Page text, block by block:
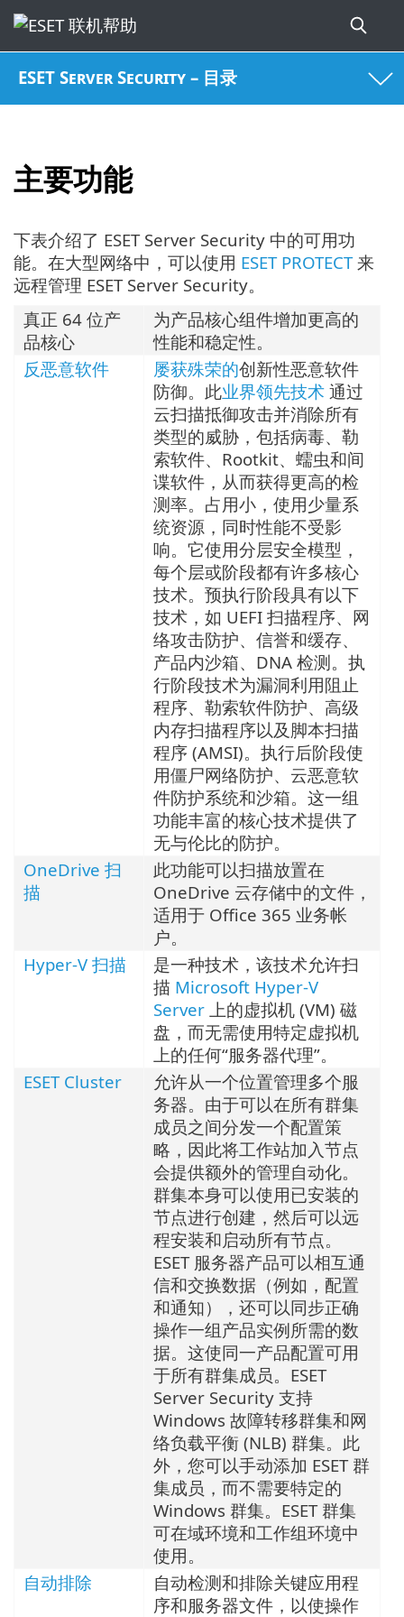
ESET Server Security – 目录
主要功能
下表介绍了 ESET Server Security 中的可用功
能。在大型网络中，可以使用 ESET PROTECT来
远程管理 ESET Server Security。
真正 64 位产
品核心
为产品核心组件增加更高的
性能和稳定性。
反恶意软件
屡获殊荣的创新性恶意软件
防御。此业界领先技术 通过
云扫描抵御攻击并消除所有
类型的威胁，包括病毒、勒
索软件、Rootkit、蠕虫和间
谍软件，从而获得更高的检
测率。占用小，使用少量系
统资源，同时性能不受影
响。它使用分层安全模型，
每个层或阶段都有许多核心
技术。预执行阶段具有以下
技术，如 UEFI 扫描程序、网
络攻击防护、信誉和缓存、
产品内沙箱、DNA 检测。执
行阶段技术为漏洞利用阻止
程序、勒索软件防护、高级
内存扫描程序以及脚本扫描
程序 (AMSI)。执行后阶段使
用僵尸网络防护、云恶意软
件防护系统和沙箱。这一组
功能丰富的核心技术提供了
无与伦比的防护。
OneDrive 扫
描
此功能可以扫描放置在
OneDrive 云存储中的文件，
适用于 Office 365 业务帐
户。
Hyper-V 扫描
是一种技术，该技术允许扫
描 Microsoft Hyper-V
Server 上的虚拟机 (VM) 磁
盘，而无需使用特定虚拟机
上的任何“服务器代理”。
ESET Cluster
允许从一个位置管理多个服
务器。由于可以在所有群集
成员之间分发一个配置策
略，因此将工作站加入节点
会提供额外的管理自动化。
群集本身可以使用已安装的
节点进行创建，然后可以远
程安装和启动所有节点。
ESET 服务器产品可以相互通
信和交换数据（例如，配置
和通知），还可以同步正确
操作一组产品实例所需的数
据。这使同一产品配置可用
于所有群集成员。ESET
Server Security 支持
Windows 故障转移群集和网
络负载平衡 (NLB) 群集。此
外，您可以手动添加 ESET 群
集成员，而不需要特定的
Windows 群集。ESET 群集
可在域环境和工作组环境中
使用。
自动排除
自动检测和排除关键应用程
序和服务器文件，以使操作